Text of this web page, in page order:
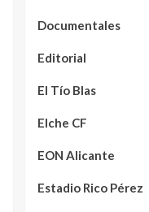
Documentales
Editorial
El Tío Blas
Elche CF
EON Alicante
Estadio Rico Pérez